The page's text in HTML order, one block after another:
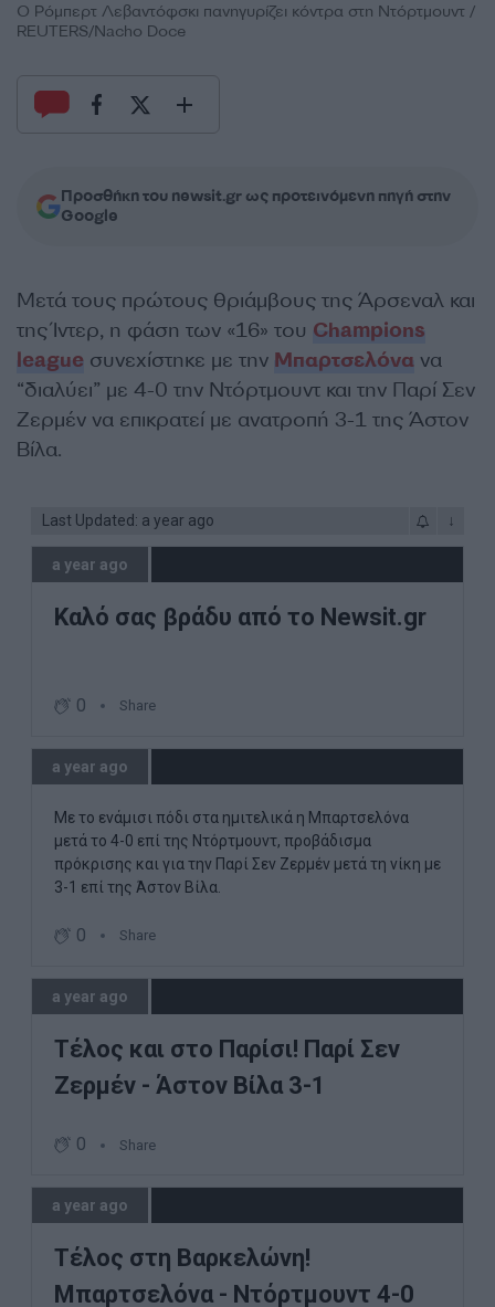
Ο Ρόμπερτ Λεβαντόφσκι πανηγυρίζει κόντρα στη Ντόρτμουντ /
REUTERS/Nacho Doce
Προσθήκη του newsit.gr ως προτεινόμενη πηγή στην
Google
Μετά τους πρώτους θριάμβους της Άρσεναλ και
της Ίντερ, η φάση των «16» του Champions
league συνεχίστηκε με την Μπαρτσελόνα να
“διαλύει” με 4-0 την Ντόρτμουντ και την Παρί Σεν
Ζερμέν να επικρατεί με ανατροπή 3-1 της Άστον
Βίλα.